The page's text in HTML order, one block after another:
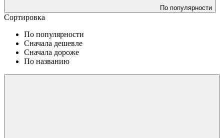
По популярности
Сортировка
По популярности
Сначала дешевле
Сначала дороже
По названию